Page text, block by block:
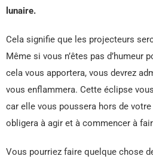
lunaire.
Cela signifie que les projecteurs
Même si vous n’êtes pas d’humeur
cela vous apportera, vous devrez
vous enflammera. Cette éclipse
car elle vous poussera hors de
obligera à agir et à commencer à
Vous pourriez faire quelque chose